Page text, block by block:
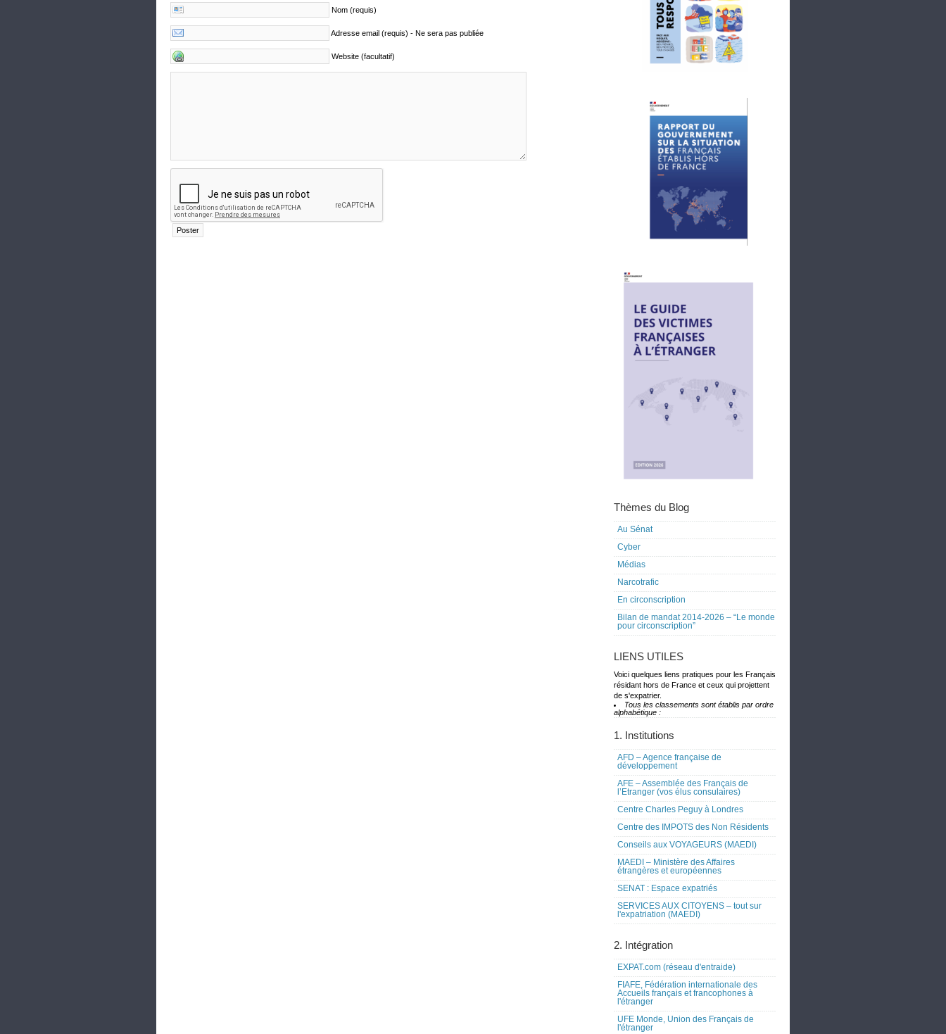
Nom (requis)
Adresse email (requis) - Ne sera pas publiée
Website (facultatif)
Thèmes du Blog
Au Sénat
Cyber
Médias
Narcotrafic
En circonscription
Bilan de mandat 2014-2026 – “Le monde
pour circonscription”
LIENS UTILES
Voici quelques liens pratiques pour les Français
résidant hors de France et ceux qui projettent
de s'expatrier.
Tous les classements sont établis par ordre
alphabétique :
1. Institutions
AFD – Agence française de
développement
AFE – Assemblée des Français de
l’Etranger (vos élus consulaires)
Centre Charles Peguy à Londres
Centre des IMPOTS des Non Résidents
Conseils aux VOYAGEURS (MAEDI)
MAEDI – Ministère des Affaires
étrangères et européennes
SENAT : Espace expatriés
SERVICES AUX CITOYENS – tout sur
l'expatriation (MAEDI)
2. Intégration
EXPAT.com (réseau d'entraide)
FIAFE, Fédération internationale des
Accueils français et francophones à
l'étranger
UFE Monde, Union des Français de
l'étranger